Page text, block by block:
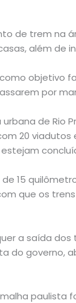
de trem na
além de
objetivo
por
de Rio
20
15
que os
a saída
governo,
paulista